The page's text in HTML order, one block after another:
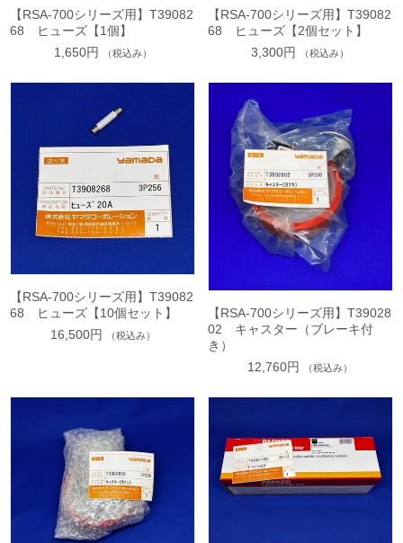
【RSA-700シリーズ用】T39082
68 ヒューズ【1個】
1,650円
（税込み）
【RSA-700シリーズ用】T39082
68 ヒューズ【2個セット】
3,300円
（税込み）
【RSA-700シリーズ用】T39082
68 ヒューズ【10個セット】
16,500円
（税込み）
【RSA-700シリーズ用】T39028
02 キャスター（ブレーキ付
き）
12,760円
（税込み）